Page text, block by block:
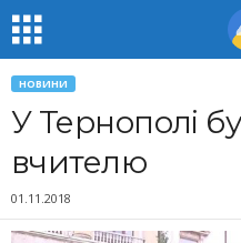
НОВИНИ
У Тернополі
вчителю
01.11.2018